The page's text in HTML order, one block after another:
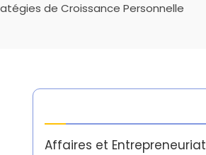
de Croissance Personnelle
Affaires et Entrepreneuriat